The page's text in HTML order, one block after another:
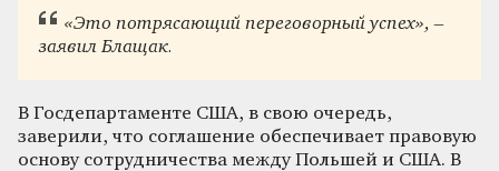
«Это потрясающий переговорный успех», –
заявил Блащак.
В Госдепартаменте США, в свою очередь,
заверили, что соглашение обеспечивает правовую
основу сотрудничества между Польшей и США. В